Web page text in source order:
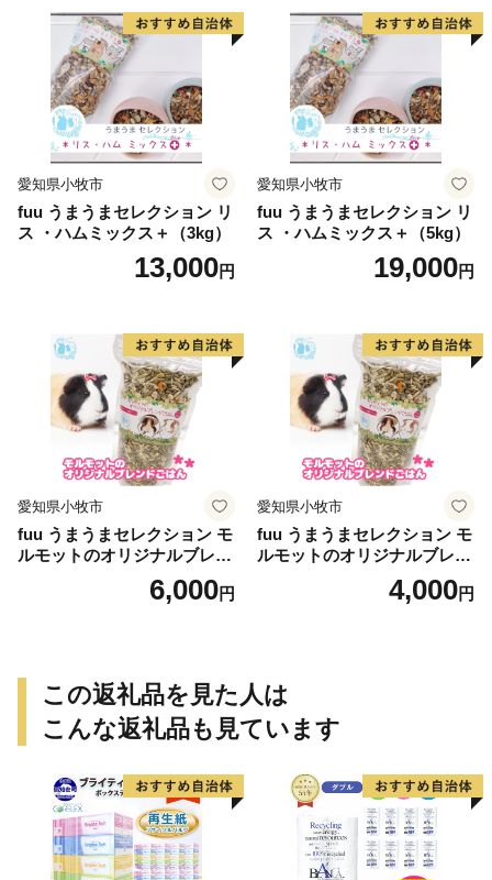
愛知県小牧市
fuu うまうまセレクション リ
ス ・ハムミックス＋（3kg）
13,000円
愛知県小牧市
fuu うまうまセレクション リ
ス ・ハムミックス＋（5kg）
19,000円
愛知県小牧市
fuu うまうまセレクション モ
ルモットのオリジナルブレン
6,000円
愛知県小牧市
fuu うまうまセレクション モ
ルモットのオリジナルブレン
4,000円
この返礼品を見た人は
こんな返礼品も見ています